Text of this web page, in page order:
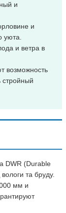
и
и
уюта.
и ветра в
возможность
стройный
DWR (Durable
та бруду.
мм и